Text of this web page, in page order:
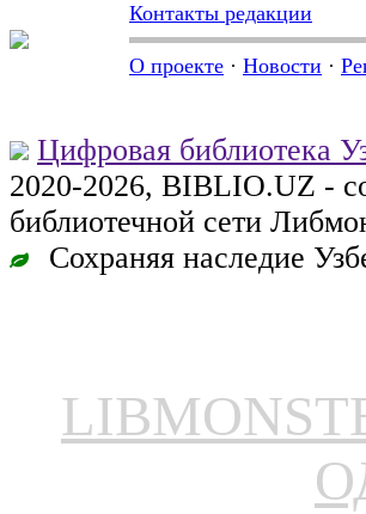
Контакты редакции
О проекте · Новости ·
Цифровая библиотека
2020-2026, BIBLIO.UZ -
библиотечной сети
Сохраняя наследие